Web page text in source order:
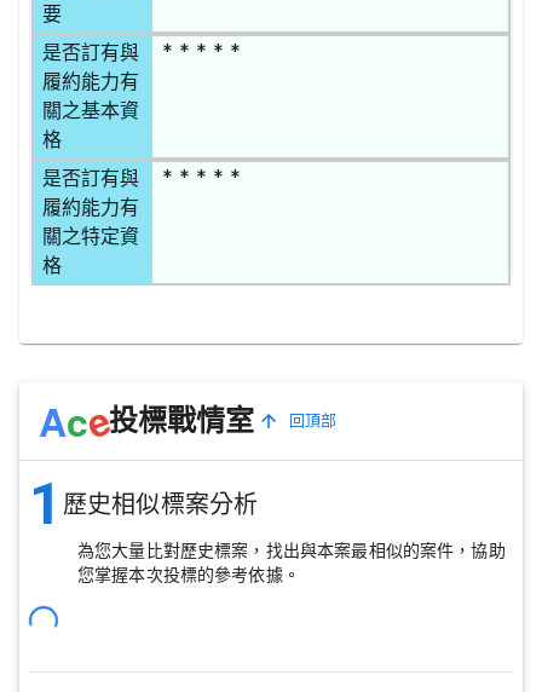
要
是否訂有與
履約能力有
關之基本資
格
* * * * *
是否訂有與
履約能力有
關之特定資
格
* * * * *
Ace投標戰情室 回頂部
1 歷史相似標案分析
為您大量比對歷史標案，找出與本案最相似的案件，協助
您掌握本次投標的參考依據。